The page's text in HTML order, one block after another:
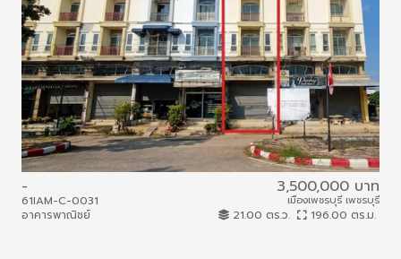
- 3,500,000 บาท
61IAM-C-0031
อาคารพาณิชย์
เมืองเพชรบุรี เพชรบุรี
21.00 ตร.ว. 196.00 ตร.ม.